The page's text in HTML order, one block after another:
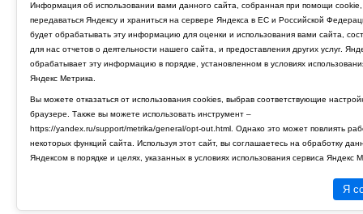
Информация об использовании вами данного сайта, собранная при помощи cookie,
передаваться Яндексу и храниться на сервере Яндекса в ЕС и Российской
будет обрабатывать эту информацию для оценки и использования вами сайта,
для нас отчетов о деятельности нашего сайта, и предоставления других услуг.
обрабатывает эту информацию в порядке, установленном в условиях
Яндекс Метрика.
Вы можете отказаться от использования cookies, выбрав соответствующие
браузере. Также вы можете использовать инструмент –
https://yandex.ru/support/metrika/general/opt-out.html. Однако это может повлиять
некоторых функций сайта. Используя этот сайт, вы соглашаетесь на обработку
Яндексом в порядке и целях, указанных в условиях использования сервиса Яндекс
Я